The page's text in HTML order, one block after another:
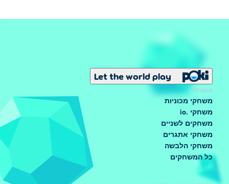
Let the world play
פופולרי
משחקי מכוניות
משחקי .io
משחקים לשניים
משחקי אתגרים
משחקי הלבשה
כל המשחקים